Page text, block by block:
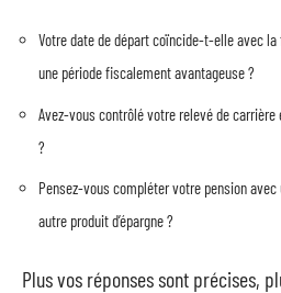
Votre date de départ coïncide-t-elle avec la
une période fiscalement avantageuse ?
Avez-vous contrôlé votre relevé de carrière
?
Pensez-vous compléter votre pension
autre produit d’épargne ?
Plus vos réponses sont précises,